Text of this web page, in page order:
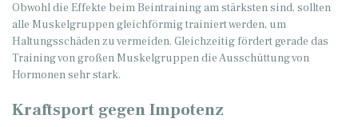
Obwohl die Effekte beim Beintraining am stärksten sind, sollten
alle Muskelgruppen gleichförmig trainiert werden, um
Haltungsschäden zu vermeiden. Gleichzeitig fördert gerade das
Training von großen Muskelgruppen die Ausschüttung von
Hormonen sehr stark.
Kraftsport gegen Impotenz